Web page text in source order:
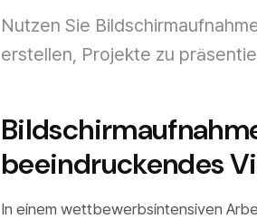
Nutzen Sie
erstellen, Projekte zu
beeindruckendes
In einem wettbewerbsintensiven